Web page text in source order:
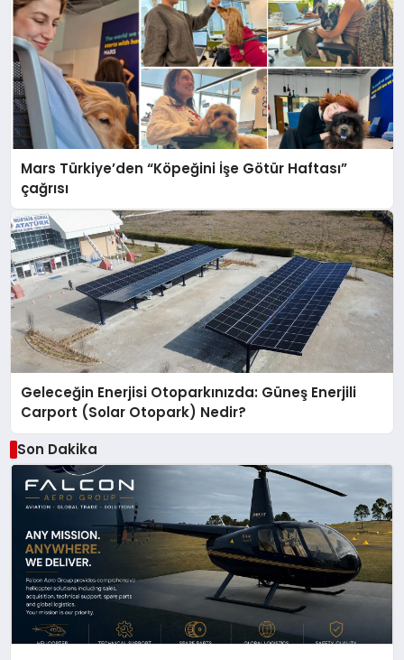
Mars Türkiye’den “Köpeğini İşe Götür Haftası”
çağrısı
Geleceğin Enerjisi Otoparkınızda: Güneş Enerjili
Carport (Solar Otopark) Nedir?
Son Dakika